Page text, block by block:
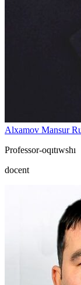
Alxamov Mansur
Professor-oqıtıwshı
docent